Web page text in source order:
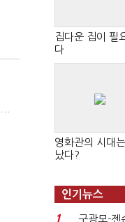
(마약범죄, 처벌에서 치료로)①(단독)마약사범 7400명 시대, 담장 안 '치료 혁명'…광주교도소의 도전
집다운 집이 필
다
영화관의 시대
났다?
인기뉴스
1
구광모-젠